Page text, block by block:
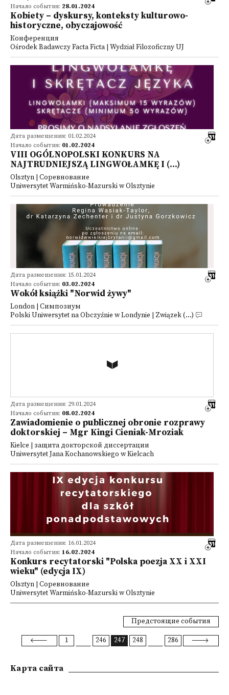
Начало события: 28.01.2024
Kobiety – dyskursy, konteksty kulturowo-
historyczne, obyczajowość
Конференция
Ośrodek Badawczy Facta Ficta | Wydział Filozoficzny UJ
Дата размещения: 01.02.2024
Начало события: 01.02.2024
VIII OGÓLNOPOLSKI KONKURS NA
NAJTRUDNIEJSZĄ LINGWOŁAMKĘ I (...)
Olsztyn | Соревнование
Uniwersytet Warmińsko-Mazurski w Olsztynie
Дата размещения: 15.01.2024
Начало события: 03.02.2024
Wokół książki "Norwid żywy"
London | Симпозиум
Polski Uniwersytet na Obczyźnie w Londynie | Związek (...)
Дата размещения: 29.01.2024
Начало события: 08.02.2024
Zawiadomienie o publicznej obronie rozprawy
doktorskiej – Mgr Kingi Cieniak-Mroziak
Kielce | защита докторской диссертации
Uniwersytet Jana Kochanowskiego w Kielcach
Дата размещения: 16.01.2024
Начало события: 16.02.2024
Konkurs recytatorski "Polska poezja XX i XXI
wieku" (edycja IX)
Olsztyn | Соревнование
Uniwersytet Warmińsko-Mazurski w Olsztynie
Предстоящие события
1 246 247 248 286
Kарта сайта